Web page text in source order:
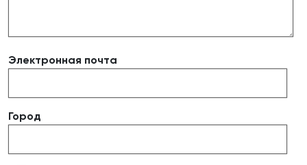
Электронная почта
Город